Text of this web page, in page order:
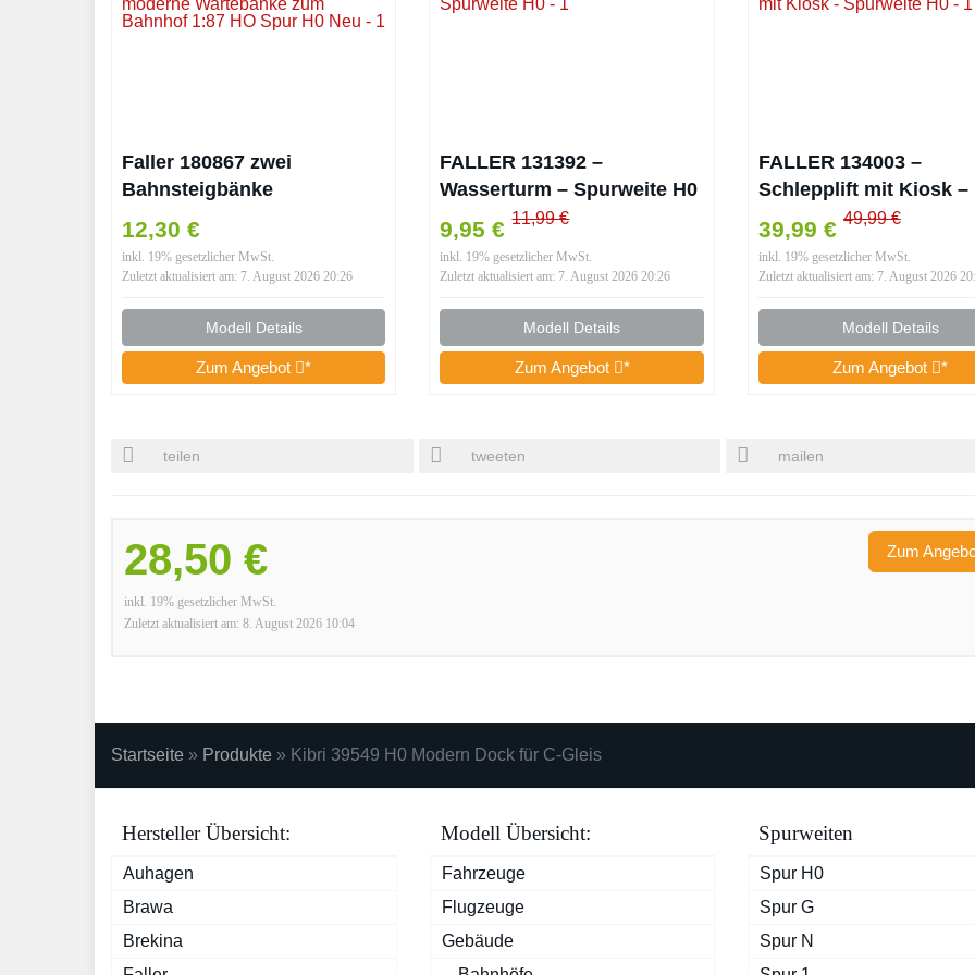
Faller 180867 zwei
Bahnsteigbänke
Bahnhofsbänke moderne
Wartebänke zum Bahnhof
1:87 HO Spur H0 Neu
12,30 €
inkl. 19% gesetzlicher MwSt.
Zuletzt aktualisiert am: 7. August 2026 20:26
Modell Details
Zum Angebot *
FALLER 131392 –
Wasserturm – Spurweite H0
9,95 € 11,99 €
inkl. 19% gesetzlicher MwSt.
Zuletzt aktualisiert am: 7. August 2026 20:26
Modell Details
Zum Angebot *
FALLER 134003 –
Schlepplift mit Kiosk –
Spurweite H0
39,99 € 49,99 €
inkl. 19% gesetzlicher MwSt.
Zuletzt aktualisiert am: 7. August 2026
Modell Details
Zum Angebot *
teilen tweeten mailen
28,50 €
inkl. 19% gesetzlicher MwSt.
Zuletzt aktualisiert am: 8. August 2026 10:04
Zum
Startseite » Produkte » Kibri 39549 H0 Modern Dock für C-Gleis
Hersteller Übersicht:
Auhagen
Brawa
Brekina
Modell Übersicht:
Fahrzeuge
Flugzeuge
Gebäude
Spurweiten
Spur H0
Spur G
Spur N